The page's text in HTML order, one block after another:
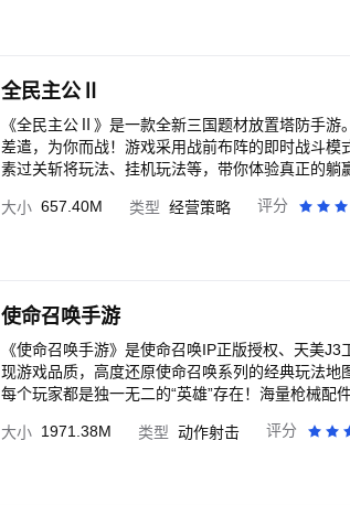
全民主公Ⅱ
《全民主公Ⅱ》是一款全新三国题材放置塔防手
差遣，为你而战！游戏采用战前布阵的即时战斗
素过关斩将玩法、挂机玩法等，带你体验真正的躺赢畅快感！ 【策略塔防史诗战役，千张地图等
明，高爆高爽全员欧皇】 打破传统卡牌限制，雅
大小 657.40M 类型 经营策略 评分
使命召唤手游
《使命召唤手游》是使命召唤IP正版授权、天美
现游戏品质，高度还原使命召唤系列的经典玩法
每个玩家都是独一无二的“英雄”存在！海量枪械配
大小 1971.38M 类型 动作射击 评分